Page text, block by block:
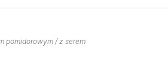
pomidorowym / z serem